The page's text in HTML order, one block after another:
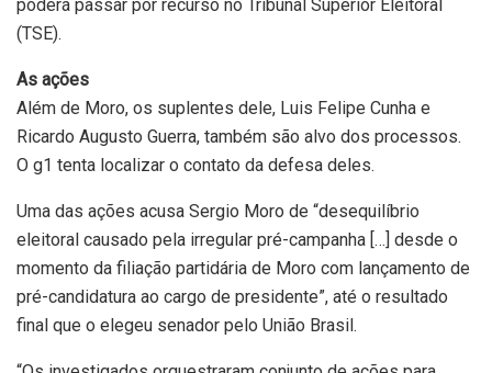
poderá passar por recurso no Tribunal Superior Eleitoral
(TSE).
As ações
Além de Moro, os suplentes dele, Luis Felipe Cunha e
Ricardo Augusto Guerra, também são alvo dos processos.
O g1 tenta localizar o contato da defesa deles.
Uma das ações acusa Sergio Moro de “desequilíbrio
eleitoral causado pela irregular pré-campanha […] desde o
momento da filiação partidária de Moro com lançamento de
pré-candidatura ao cargo de presidente”, até o resultado
final que o elegeu senador pelo União Brasil.